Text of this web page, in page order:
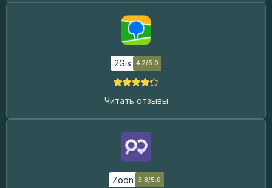
2Gis 4.2/5.0
Читать отзывы
Zoon 3.8/5.0